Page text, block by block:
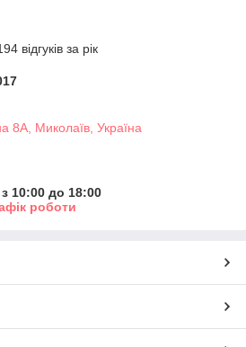
відгуків за рік
8А, Миколаїв, Україна
10:00 до 18:00
роботи